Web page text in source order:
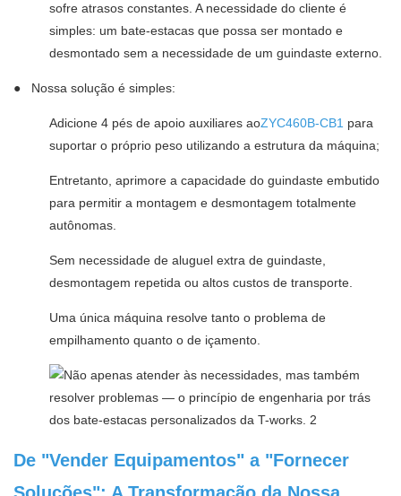
sofre atrasos constantes. A necessidade do cliente é
simples: um bate-estacas que possa ser montado e
desmontado sem a necessidade de um guindaste externo.
● Nossa solução é simples:
Adicione 4 pés de apoio auxiliares aoZYC460B-CB1 para
suportar o próprio peso utilizando a estrutura da máquina;
Entretanto, aprimore a capacidade do guindaste embutido
para permitir a montagem e desmontagem totalmente
autônomas.
Sem necessidade de aluguel extra de guindaste,
desmontagem repetida ou altos custos de transporte.
Uma única máquina resolve tanto o problema de
empilhamento quanto o de içamento.
De "Vender Equipamentos" a "Fornecer